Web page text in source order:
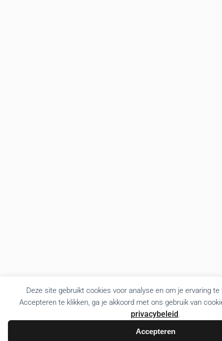
Deze site gebruikt cookies voor analyse en om je ervaring
Accepteren te klikken, ga je akkoord met ons gebruik van
privacybeleid.
Accepteren